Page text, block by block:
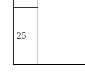
25